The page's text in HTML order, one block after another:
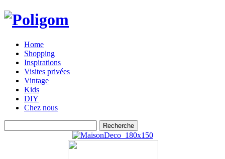
Home
Shopping
Inspirations
Visites privées
Vintage
Kids
DIY
Chez nous